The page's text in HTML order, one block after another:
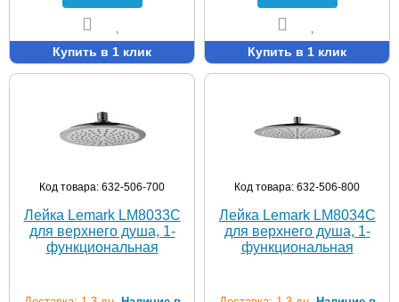
Купить в 1 клик Купить в 1 клик
Код товара: 632-506-700
Лейка Lemark LM8033C
для верхнего душа, 1-
функциональная
Код товара: 632-506-800
Лейка Lemark LM8034C
для верхнего душа, 1-
функциональная